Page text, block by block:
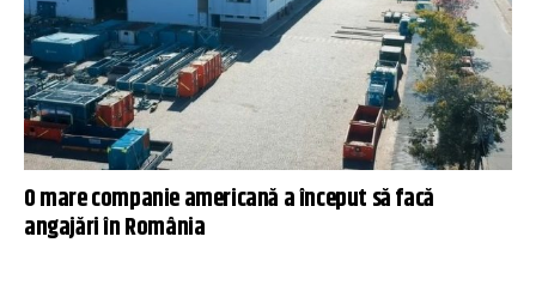
O mare companie americană a început să facă
angajări în România